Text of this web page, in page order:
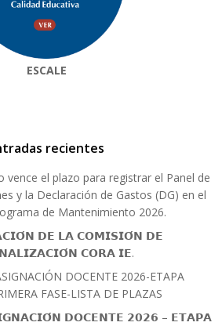
ESCALE
recientes
vence el plazo para registrar el Panel de
y la Declaración de Gastos (DG) en el
de Mantenimiento 2026.
𝗗𝗘 𝗟𝗔 𝗖𝗢𝗠𝗜𝗦𝗜𝗢́𝗡 𝗗𝗘
𝗖𝗢𝗥𝗔 𝗜𝗘.
DOCENTE 2026-ETAPA
FASE-LISTA DE PLAZAS
𝗗𝗢𝗖𝗘𝗡𝗧𝗘 𝟮𝟬𝟮𝟲 – 𝗘𝗧𝗔𝗣𝗔